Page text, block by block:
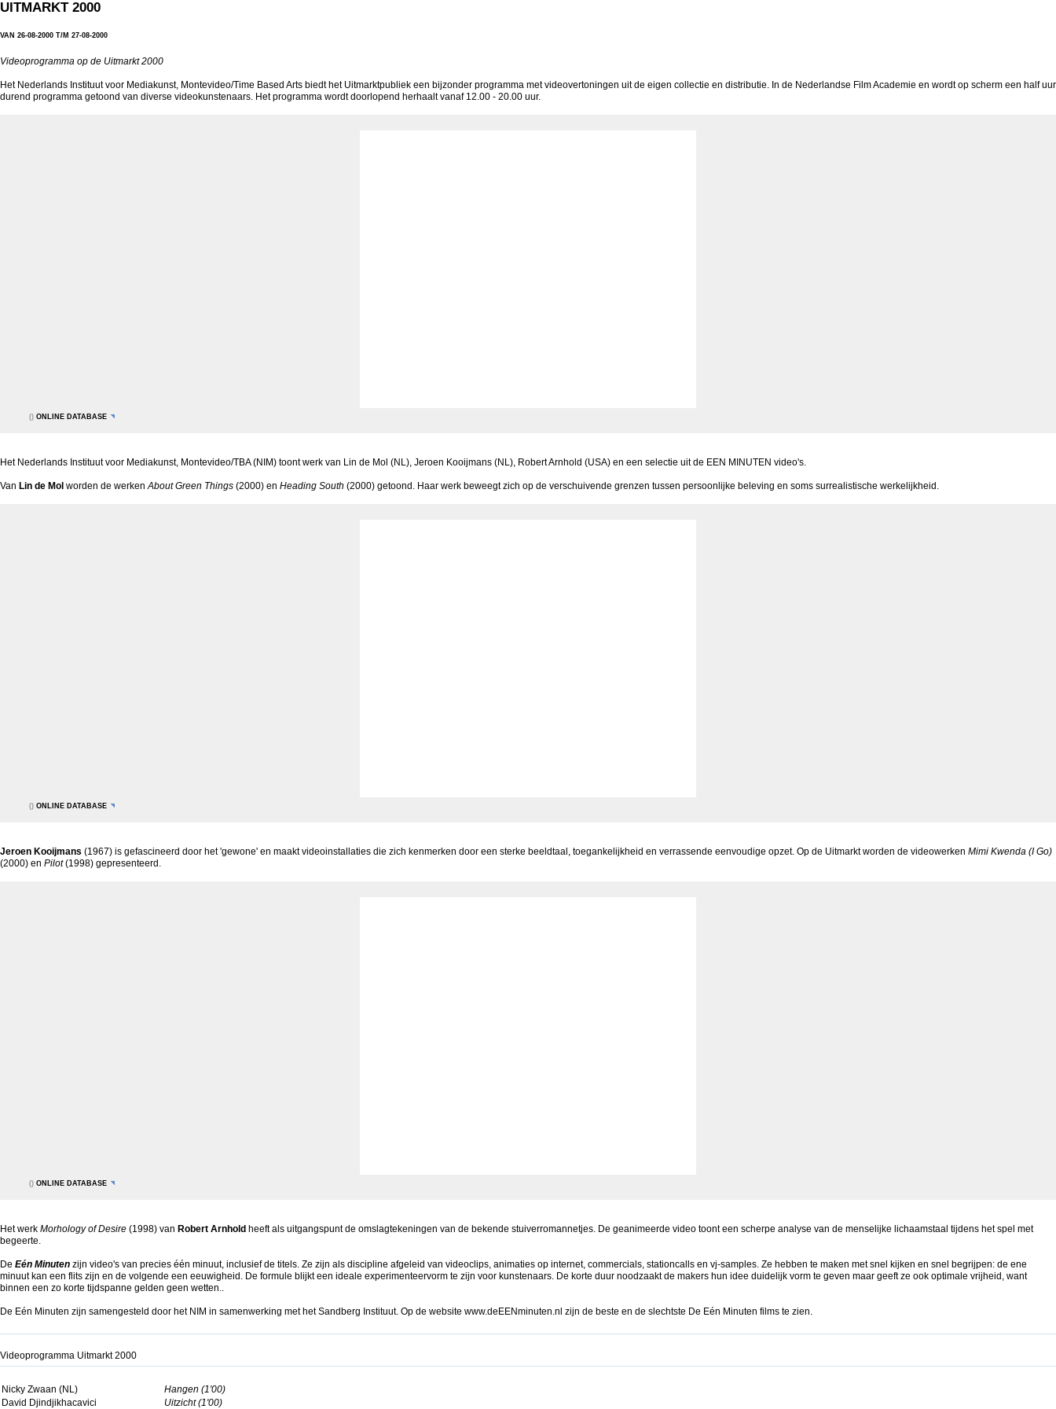
UITMARKT 2000
VAN 26-08-2000 T/M 27-08-2000
Videoprogramma op de Uitmarkt 2000
Het Nederlands Instituut voor Mediakunst, Montevideo/Time Based Arts biedt het Uitmarktpubliek een bijzonder programma met videovertoningen uit de eigen collectie en distributie. In de Nederlandse Film Academie en wordt op scherm een half uur
durend programma getoond van diverse videokunstenaars. Het programma wordt doorlopend herhaalt vanaf 12.00 - 20.00 uur.
() ONLINE DATABASE
Het Nederlands Instituut voor Mediakunst, Montevideo/TBA (NIM) toont werk van Lin de Mol (NL), Jeroen Kooijmans (NL), Robert Arnhold (USA) en een selectie uit de EEN MINUTEN video's.
Van Lin de Mol worden de werken About Green Things (2000) en Heading South (2000) getoond. Haar werk beweegt zich op de verschuivende grenzen tussen persoonlijke beleving en soms surrealistische werkelijkheid.
() ONLINE DATABASE
Jeroen Kooijmans (1967) is gefascineerd door het 'gewone' en maakt videoinstallaties die zich kenmerken door een sterke beeldtaal, toegankelijkheid en verrassende eenvoudige opzet. Op de Uitmarkt worden de videowerken Mimi Kwenda (I Go)
(2000) en Pilot(1998) gepresenteerd.
() ONLINE DATABASE
Het werk Morhology of Desire (1998) van Robert Arnhold heeft als uitgangspunt de omslagtekeningen van de bekende stuiverromannetjes. De geanimeerde video toont een scherpe analyse van de menselijke lichaamstaal tijdens het spel met
begeerte.
De Eén Minuten zijn video's van precies één minuut, inclusief de titels. Ze zijn als discipline afgeleid van videoclips, animaties op internet, commercials, stationcalls en vj-samples. Ze hebben te maken met snel kijken en snel begrijpen: de ene
minuut kan een flits zijn en de volgende een eeuwigheid. De formule blijkt een ideale experimenteervorm te zijn voor kunstenaars. De korte duur noodzaakt de makers hun idee duidelijk vorm te geven maar geeft ze ook optimale vrijheid, want
binnen een zo korte tijdspanne gelden geen wetten..
De Eén Minuten zijn samengesteld door het NIM in samenwerking met het Sandberg Instituut. Op de website www.deEENminuten.nl zijn de beste en de slechtste De Eén Minuten films te zien.
Videoprogramma Uitmarkt 2000
Nicky Zwaan (NL)
Hangen (1'00)
David Djindjikhacavici
Uitzicht (1'00)